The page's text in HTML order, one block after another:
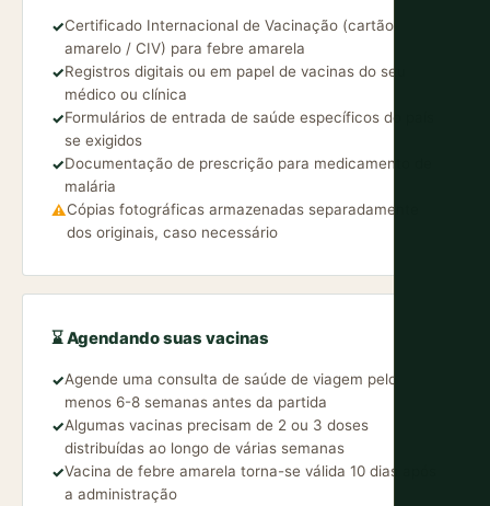
✓Certificado Internacional de Vacinação (cartão
amarelo / CIV) para febre amarela
✓Registros digitais ou em papel de vacinas do seu
médico ou clínica
✓Formulários de entrada de saúde específicos do país
se exigidos
✓Documentação de prescrição para medicamento de
malária
⚠Cópias fotográficas armazenadas separadamente
dos originais, caso necessário
⌛ Agendando suas vacinas
✓Agende uma consulta de saúde de viagem pelo
menos 6-8 semanas antes da partida
✓Algumas vacinas precisam de 2 ou 3 doses
distribuídas ao longo de várias semanas
✓Vacina de febre amarela torna-se válida 10 dias após
a administração